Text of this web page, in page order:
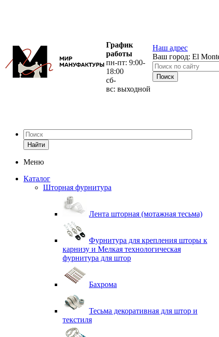
График
работы
пн-пт: 9:00-
18:00
сб-
вс: выходной
Наш адрес
Ваш город: El
Найти
Меню
Каталог
Шторная фурнитура
Лента шторная (мотажная тесьма)
Фурнитура для крепления шторы к
карнизу и Мелкая технологическая
фурнитура для штор
Бахрома
Тесьма декоративная для штор и
текстиля